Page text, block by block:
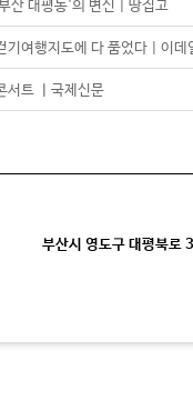
산 대평동'의 변신 | 땅집고
여행지도에 다 품었다 | 이데
서트 ㅣ국제신문
부산시 영도구 대평북